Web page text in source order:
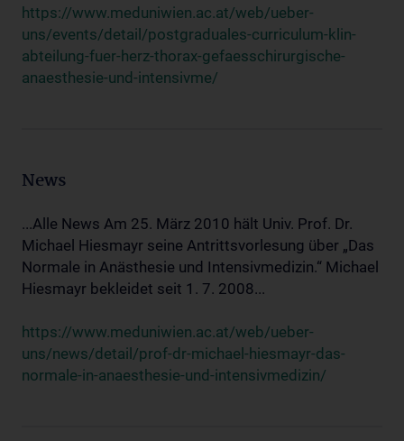
https://www.meduniwien.ac.at/web/ueber-
uns/events/detail/postgraduales-curriculum-klin-
abteilung-fuer-herz-thorax-gefaesschirurgische-
anaesthesie-und-intensivme/
News
...Alle News Am 25. März 2010 hält Univ. Prof. Dr.
Michael Hiesmayr seine Antrittsvorlesung über „Das
Normale in Anästhesie und Intensivmedizin.“ Michael
Hiesmayr bekleidet seit 1. 7. 2008...
https://www.meduniwien.ac.at/web/ueber-
uns/news/detail/prof-dr-michael-hiesmayr-das-
normale-in-anaesthesie-und-intensivmedizin/